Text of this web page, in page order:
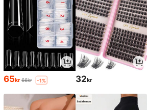
65kr 66kr -1% 32kr